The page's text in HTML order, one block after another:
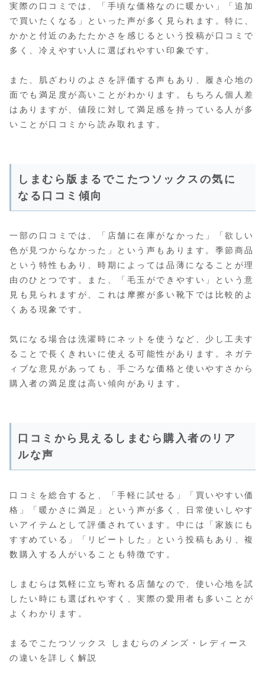
実際の口コミでは、「手頃な価格なのに暖かい」「追加
で買いたくなる」といった声が多く見られます。特に、
かかと付近のあたたかさを感じるという投稿が口コミで
多く、冷えやすい人に選ばれやすい印象です。
また、肌ざわりのよさを評価する声もあり、履き心地の
面でも満足度が高いことがわかります。もちろん個人差
はありますが、値段に対して満足感を持っている人が多
いことが口コミから読み取れます。
しまむら版まるでこたつソックスの気に
なる口コミ傾向
一部の口コミでは、「店舗に在庫がなかった」「欲しい
色が見つからなかった」という声もあります。季節商品
という特性もあり、時期によっては品薄になることが理
由のひとつです。また、「毛玉ができやすい」という意
見も見られますが、これは摩擦が多い靴下では比較的よ
くある現象です。
気になる場合は洗濯時にネットを使うなど、少し工夫す
ることで長くきれいに使える可能性があります。ネガテ
ィブな意見があっても、手ごろな価格と使いやすさから
購入者の満足度は高い傾向があります。
口コミから見えるしまむら購入者のリア
ルな声
口コミを総合すると、「手軽に試せる」「買いやすい価
格」「暖かさに満足」という声が多く、日常使いしやす
いアイテムとして評価されています。中には「家族にも
すすめている」「リピートした」という投稿もあり、複
数購入する人がいることも特徴です。
しまむらは気軽に立ち寄れる店舗なので、使い心地を試
したい時にも選ばれやすく、実際の愛用者も多いことが
よくわかります。
まるでこたつソックス しまむらのメンズ・レディース
の違いを詳しく解説